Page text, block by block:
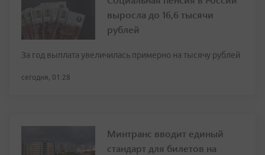
выросла до 16,6 тысячи
рублей
За год выплата увеличилась примерно на тысячу рублей
сегодня, 01:28
Минтранс вводит единый
стандарт для билетов на